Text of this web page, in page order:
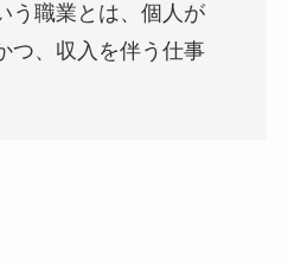
う職業とは、個人が
つ、収入を伴う仕事